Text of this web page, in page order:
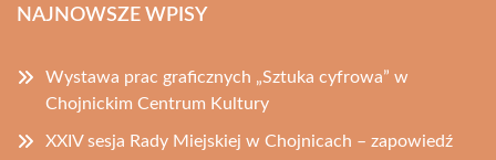
NAJNOWSZE WPISY
Wystawa prac graficznych „Sztuka cyfrowa” w
Chojnickim Centrum Kultury
XXIV sesja Rady Miejskiej w Chojnicach – zapowiedź